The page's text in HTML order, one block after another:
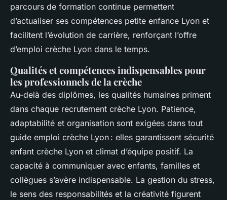
parcours de formation continue permettent
d’actualiser ses compétences petite enfance Lyon et
facilitent l’évolution de carrière, renforçant l’offre
d’emploi crèche Lyon dans le temps.
Qualités et compétences indispensables pour
les professionnels de la crèche
Au-delà des diplômes, les qualités humaines priment
dans chaque recrutement crèche Lyon. Patience,
adaptabilité et organisation sont exigées dans tout
guide emploi crèche Lyon : elles garantissent sécurité
enfant crèche Lyon et climat d’équipe positif. La
capacité à communiquer avec enfants, familles et
collègues s’avère indispensable. La gestion du stress,
le sens des responsabilités et la créativité figurent